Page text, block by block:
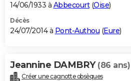
14/06/1933 à Abbecourt(Oise)
Décès
24/07/2014 à Pont-Authou (Eure)
Jeannine DAMBRY (86 ans)
Créer une cagnotte obsèques